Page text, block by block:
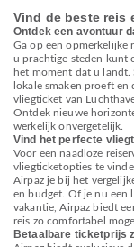
Vind de beste reis
Ontdek een avontuur
Ga op een opmerkelijke
u prachtige steden kunt
het moment dat u landt.
lokale smaken proeft
vliegticket van
Ontdek nieuwe
werkelijk onvergetelijk.
Vind het perfecte
Voor een naadloze
vliegticketopties te
Airpaz je bij het
en budget. Of je nu een
vakantie, Airpaz biedt
reis zo comfortabel
Betaalbare ticketprijs